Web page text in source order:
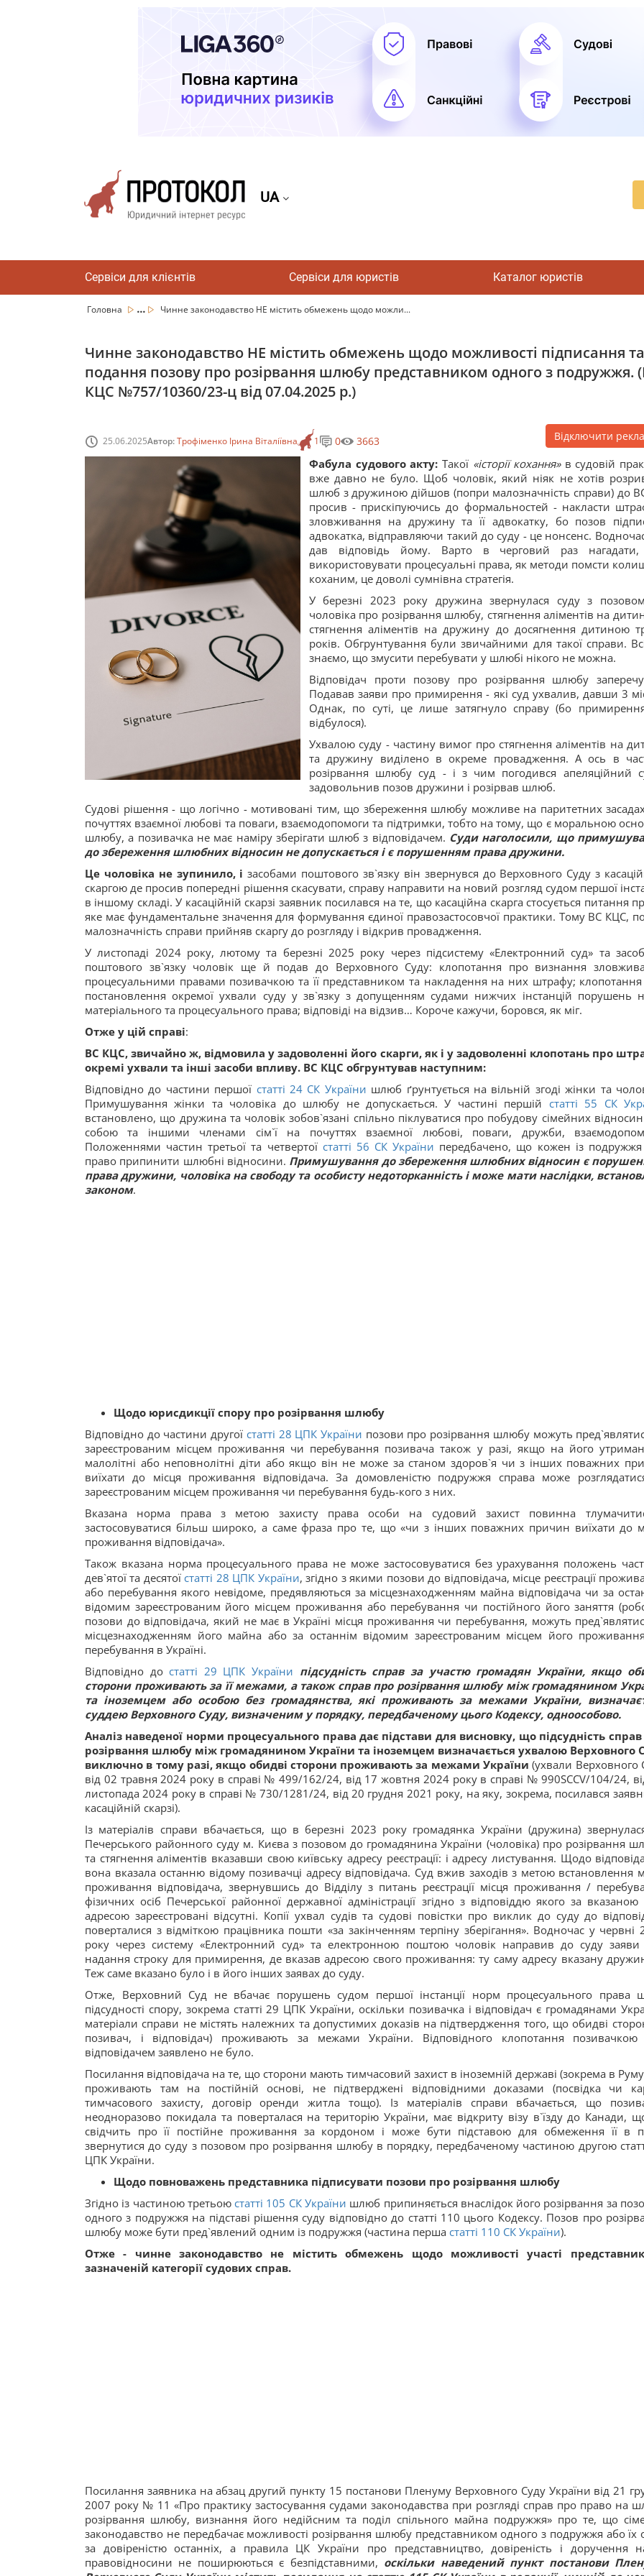
UA
Сервіси для клієнтів Сервіси для юристів Каталог юристів
Головна ... Чинне законодавство НЕ містить обмежень щодо можли...
Чинне законодавство НЕ містить обмежень щодо можливості підписання та
подання позову про розірвання шлюбу представником одного з подружжя.
КЦС №757/10360/23-ц від 07.04.2025 р.)
25.06.2025Автор:Трофіменко Ірина Віталіївна 1 0 3663 Відключити
Фабула судового акту: Такої «історії кохання»в судовій
вже давно не було. Щоб чоловік, який ніяк не хотів
шлюб з дружиною дійшов (попри малозначність справи) до
просив - прискіпуючись до формальностей - накласти
зловживання на дружину та її адвокатку, бо позов
адвокатка, відправляючи такий до суду - це нонсенс.
дав відповідь йому. Варто в черговий раз
використовувати процесуальні права, як методи помсти
коханим, це доволі сумнівна стратегія.
У березні 2023 року дружина звернулася суду з
чоловіка про розірвання шлюбу, стягнення аліментів на
стягнення аліментів на дружину до досягнення дитиною
років. Обгрунтування були звичайними для такої справи.
знаємо, що змусити перебувати у шлюбі нікого не можна.
Відповідач проти позову про розірвання шлюбу
Подавав заяви про примирення - які суд ухвалив, давши 3
Однак, по суті, це лише затягнуло справу (бо
відбулося).
Ухвалою суду - частину вимог про стягнення аліментів на
та дружину виділено в окреме провадження. А ось в
розірвання шлюбу суд - і з чим погодився апеляційний
задовольнив позов дружини і розірвав шлюб.
Судові рішення - що логічно - мотивовані тим, що збереження шлюбу можливе на паритетних
почуттях взаємної любові та поваги, взаємодопомоги та підтримки, тобто на тому, що є моральною
шлюбу, а позивачка не має наміру зберігати шлюб з відповідачем. Суди наголосили, що
до збереження шлюбних відносин не допускається і є порушенням права дружини.
Це чоловіка не зупинило, ізасобами поштового зв`язку він звернувся до Верховного Суду з
скаргою де просив попередні рішення скасувати, справу направити на новий розгляд судом першої
в іншому складі. У касаційній скарзі заявник посилався на те, що касаційна скарга стосується питання
яке має фундаментальне значення для формування єдиної правозастосовчої практики. Тому ВС КЦС,
малозначність справи прийняв скаргу до розгляду і відкрив провадження.
У листопаді 2024 року, лютому та березні 2025 року через підсистему «Електронний суд» та
поштового зв`язку чоловік ще й подав до Верховного Суду: клопотання про визнання
процесуальними правами позивачкою та її представником та накладення на них штрафу;
постановлення окремої ухвали суду у зв`язку з допущенням судами нижчих інстанцій порушень
матеріального та процесуального права; відповіді на відзив… Короче кажучи, боровся, як міг.
Отже у цій справі:
ВС КЦС, звичайно ж, відмовила у задоволенні його скарги, як і у задоволенні клопотань про
окремі ухвали та інші засоби впливу. ВС КЦС обгрунтував наступним:
Відповідно до частини першої статті 24 СК України шлюб ґрунтується на вільній згоді жінки та
Примушування жінки та чоловіка до шлюбу не допускається. У частині першій статті 55 СК
встановлено, що дружина та чоловік зобов`язані спільно піклуватися про побудову сімейних
собою та іншими членами сім`ї на почуттях взаємної любові, поваги, дружби,
Положеннями частин третьої та четвертої статті 56 СК України передбачено, що кожен із
право припинити шлюбні відносини. Примушування до збереження шлюбних відносин є
права дружини, чоловіка на свободу та особисту недоторканність і може мати наслідки,
законом.
Щодо юрисдикції спору про розірвання шлюбу
Відповідно до частини другої статті 28 ЦПК України позови про розірвання шлюбу можуть
зареєстрованим місцем проживання чи перебування позивача також у разі, якщо на його
малолітні або неповнолітні діти або якщо він не може за станом здоров`я чи з інших поважних
виїхати до місця проживання відповідача. За домовленістю подружжя справа може
зареєстрованим місцем проживання чи перебування будь-кого з них.
Вказана норма права з метою захисту права особи на судовий захист повинна
застосовуватися більш широко, а саме фраза про те, що «чи з інших поважних причин виїхати до
проживання відповідача».
Також вказана норма процесуального права не може застосовуватися без урахування положень
дев`ятої та десятоїстатті 28 ЦПК України, згідно з якими позови до відповідача, місце реєстрації
або перебування якого невідоме, предявляються за місцезнаходженням майна відповідача чи за
відомим зареєстрованим його місцем проживання або перебування чи постійного його заняття
позови до відповідача, який не має в Україні місця проживання чи перебування, можуть
місцезнаходженням його майна або за останнім відомим зареєстрованим місцем його
перебування в Україні.
Відповідно достатті 29 ЦПК України підсудність справ за участю громадян України, якщо
сторони проживають за її межами, а також справ про розірвання шлюбу між громадянином
та іноземцем або особою без громадянства, які проживають за межами України,
суддею Верховного Суду, визначеним у порядку, передбаченому цього Кодексу, одноособово.
Аналіз наведеної норми процесуального права дає підстави для висновку, що підсудність
розірвання шлюбу між громадянином України та іноземцем визначається ухвалою Верховного
виключно в тому разі, якщо обидві сторони проживають за межами України (ухвали Верховного
від 02 травня 2024 року в справі № 499/162/24, від 17 жовтня 2024 року в справі № 990SCCV/104/24,
листопада 2024 року в справі № 730/1281/24, від 20 грудня 2021 року, на яку, зокрема, посилався
касаційній скарзі).
Із матеріалів справи вбачається, що в березні 2023 року громадянка України (дружина)
Печерського районного суду м. Києва з позовом до громадянина України (чоловіка) про розірвання
та стягнення аліментів вказавши свою київську адресу реєстрації: і адресу листування. Щодо
вона вказала останню відому позивачці адресу відповідача. Суд вжив заходів з метою встановлення
проживання відповідача, звернувшись до Відділу з питань реєстрації місця проживання /
фізичних осіб Печерської районної державної адміністрації згідно з відповіддю якого за
адресою зареєстровані відсутні. Копії ухвал судів та судові повістки про виклик до суду до
поверталися з відміткою працівника пошти «за закінченням терпіну зберігання». Водночас у червні
року через систему «Електронний суд» та електронною поштою чоловік направив до суду
надання строку для примирення, де вказав адресою свого проживання: ту саму адресу вказану
Теж саме вказано було і в його інших заявах до суду.
Отже, Верховний Суд не вбачає порушень судом першої інстанції норм процесуального права
підсудності спору, зокрема статті 29 ЦПК України, оскільки позивачка і відповідач є громадянами
матеріали справи не містять належних та допустимих доказів на підтвердження того, що обидві
позивач, і відповідач) проживають за межами України. Відповідного клопотання
відповідачем заявлено не було.
Посилання відповідача на те, що сторони мають тимчасовий захист в іноземній державі (зокрема в
проживають там на постійній основі, не підтверджені відповідними доказами (посвідка чи
тимчасового захисту, договір оренди житла тощо). Із матеріалів справи вбачається, що
неодноразово покидала та поверталася на територію України, має відкриту візу в`їзду до Канади,
свідчить про її постійне проживання за кордоном і може бути підставою для обмеження її в
звернутися до суду з позовом про розірвання шлюбу в порядку, передбаченому частиною другою
ЦПК України.
Щодо повноважень представника підписувати позови про розірвання шлюбу
Згідно із частиною третьоюстатті 105 СК України шлюб припиняється внаслідок його розірвання за
одного з подружжя на підставі рішення суду відповідно до статті 110 цього Кодексу. Позов про
шлюбу може бути пред`явлений одним із подружжя (частина перша статті 110 СК України).
Отже - чинне законодавство не містить обмежень щодо можливості участі
зазначеній категорії судових справ.
Посилання заявника на абзац другий пункту 15 постанови Пленуму Верховного Суду України від 21
2007 року № 11 «Про практику застосування судами законодавства при розгляді справ про право на
розірвання шлюбу, визнання його недійсним та поділ спільного майна подружжя» про те, що
законодавство не передбачає можливості розірвання шлюбу представником одного з подружжя або їх
за довіреністю останніх, а правила ЦК України про представництво, довіреність і доручення
правовідносини не поширюються є безпідставними, оскільки наведений пункт постанови